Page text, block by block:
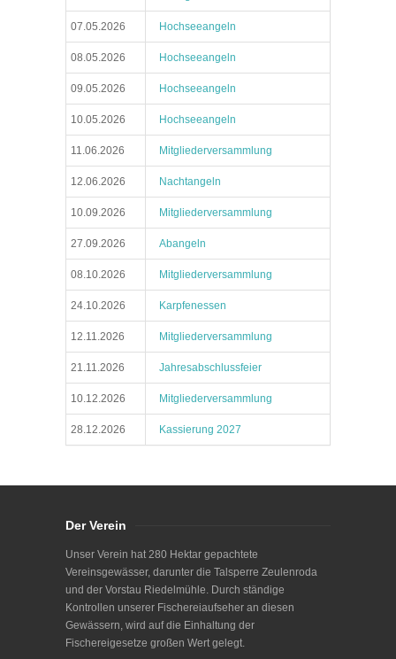
07.05.2026 Hochseeangeln
08.05.2026 Hochseeangeln
09.05.2026 Hochseeangeln
10.05.2026 Hochseeangeln
11.06.2026 Mitgliederversammlung
12.06.2026 Nachtangeln
10.09.2026 Mitgliederversammlung
27.09.2026 Abangeln
08.10.2026 Mitgliederversammlung
24.10.2026 Karpfenessen
12.11.2026 Mitgliederversammlung
21.11.2026 Jahresabschlussfeier
10.12.2026 Mitgliederversammlung
28.12.2026 Kassierung 2027
Der Verein
Unser Verein hat 280 Hektar gepachtete
Vereinsgewässer, darunter die Talsperre Zeulenroda
und der Vorstau Riedelmühle. Durch ständige
Kontrollen unserer Fischereiaufseher an diesen
Gewässern, wird auf die Einhaltung der
Fischereigesetze großen Wert gelegt.